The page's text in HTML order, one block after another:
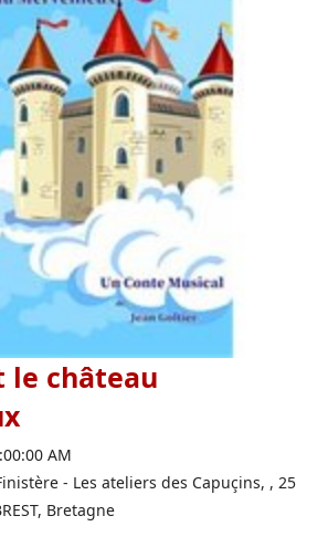
le château
AM
- Les ateliers des Capuçins, , 25
Bretagne